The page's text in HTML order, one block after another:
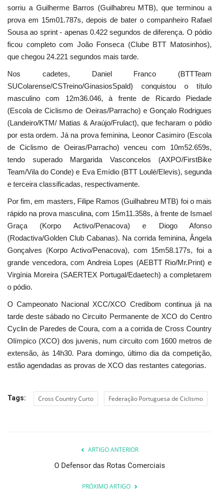
sorriu a Guilherme Barros (Guilhabreu MTB), que terminou a
prova em 15m01.787s, depois de bater o companheiro Rafael
Sousa ao sprint - apenas 0.422 segundos de diferença. O pódio
ficou completo com João Fonseca (Clube BTT Matosinhos),
que chegou 24.221 segundos mais tarde.
Nos cadetes, Daniel Franco (BTTTeam
SUColarense/CSTreino/GinasiosSpald) conquistou o título
masculino com 12m36.046, à frente de Ricardo Piedade
(Escola de Ciclismo de Oeiras/Parracho) e Gonçalo Rodrigues
(Landeiro/KTM/ Matias & Araújo/Frulact), que fecharam o pódio
por esta ordem. Já na prova feminina, Leonor Casimiro (Escola
de Ciclismo de Oeiras/Parracho) venceu com 10m52.659s,
tendo superado Margarida Vasconcelos (AXPO/FirstBike
Team/Vila do Conde) e Eva Emídio (BTT Loulé/Elevis), segunda
e terceira classificadas, respectivamente.
Por fim, em masters, Filipe Ramos (Guilhabreu MTB) foi o mais
rápido na prova masculina, com 15m11.358s, à frente de Ismael
Graça (Korpo Activo/Penacova) e Diogo Afonso
(Rodactiva/Golden Club Cabanas). Na corrida feminina, Ângela
Gonçalves (Korpo Activo/Penacova), com 15m58.177s, foi a
grande vencedora, com Andreia Lopes (AEBTT Rio/Mr.Print) e
Virgínia Moreira (SAERTEX Portugal/Edaetech) a completarem
o pódio.
O Campeonato Nacional XCC/XCO Credibom continua já na
tarde deste sábado no Circuito Permanente de XCO do Centro
Cyclin de Paredes de Coura, com a a corrida de Cross Country
Olímpico (XCO) dos juvenis, num circuito com 1600 metros de
extensão, às 14h30. Para domingo, último dia da competição,
estão agendadas as provas de XCO das restantes categorias.
Tags: Cross Country Curto Federação Portuguesa de Ciclismo
ARTIGO ANTERIOR
O Defensor das Rotas Comerciais
PRÓXIMO ARTIGO